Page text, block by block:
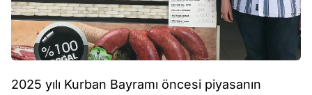
2025 yılı Kurban Bayramı öncesi piyasanın